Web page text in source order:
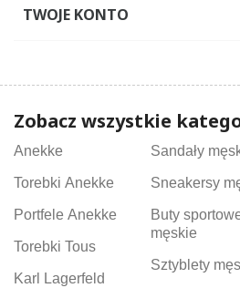
TWOJE KONTO
Zobacz wszystkie
Anekke
Torebki Anekke
Portfele Anekke
Torebki Tous
Karl Lagerfeld
Sandały
Sneakersy
Buty
męskie
Sztyblety